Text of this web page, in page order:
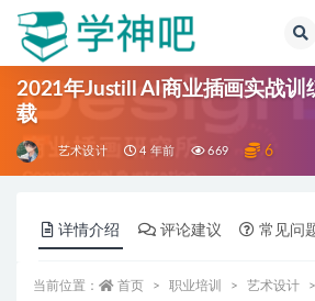
2021年Justill AI商业插画实战训
载
艺术设计 4 年前 669 6
详情介绍 评论建议 常见问
当前位置： 首页 职业培训 艺术设计